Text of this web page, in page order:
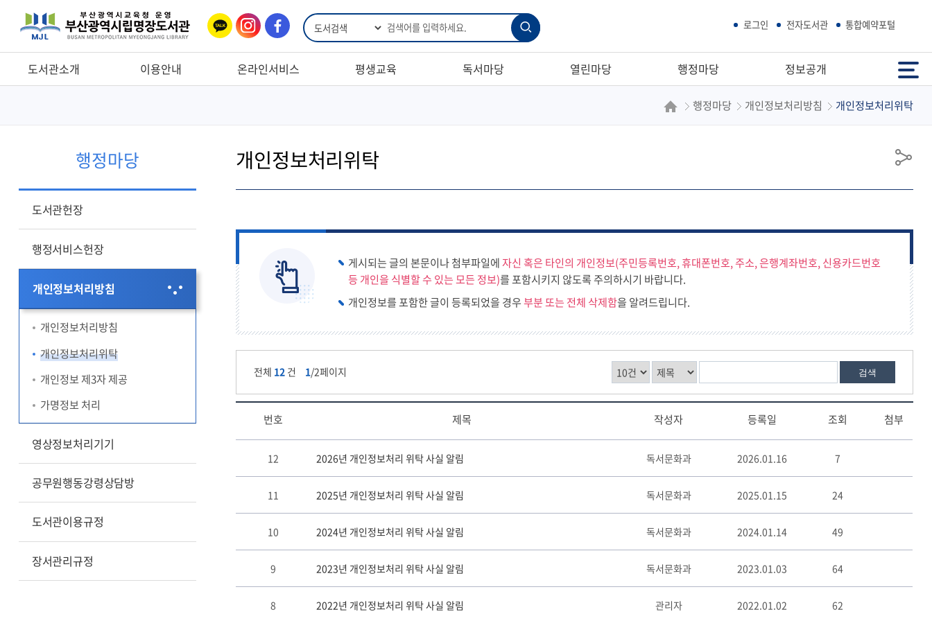
카카
오톡
인스
타그
램
페이
스북
통
합
검
검
색
로그인 전자도서관 통합예약포털
도서관소개 이용안내 온라인서비스 평생교육 독서마당 열린마당 행정마당 정보공개
전체메뉴
행정마당
도서관헌장
행정서비스헌장
개인정보처리방침
개인정보처리방침
개인정보처리위탁
개인정보 제3자 제공
가명정보 처리
영상정보처리기기
공무원행동강령상담방
도서관이용규정
장서관리규정
개인정보처리위탁
행정마당 개인정보처리방침 개인정보처리위탁
공
게시되는 글의 본문이나 첨부파일에자신 혹은 타인의 개인정보(주민등록번호, 휴대폰번호, 주소, 은행계좌번호, 신용카드번호
등 개인을 식별할 수 있는 모든 정보)를 포함시키지 않도록 주의하시기 바랍니다.
개인정보를 포함한 글이 등록되었을 경우부분 또는 전체 삭제함을 알려드립니다.
전체 12 건 1/2페이지 검색
정
탁
시
번호 제목 작성자 등록일 조회 첨부
12 2026년 개인정보처리 위탁 사실 알림 독서문화과 2026.01.16 7
11 2025년 개인정보처리 위탁 사실 알림 독서문화과 2025.01.15 24
10 2024년 개인정보처리 위탁 사실 알림 독서문화과 2024.01.14 49
9 2023년 개인정보처리 위탁 사실 알림 독서문화과 2023.01.03 64
8 2022년 개인정보처리 위탁 사실 알림 관리자 2022.01.02 62